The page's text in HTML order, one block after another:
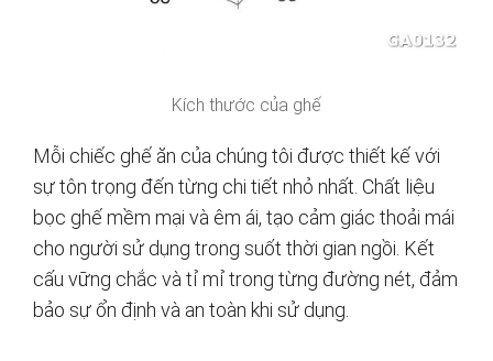
Kích thước của ghế
Mỗi chiếc ghế ăn của chúng tôi được thiết kế với
sự tôn trọng đến từng chi tiết nhỏ nhất. Chất liệu
bọc ghế mềm mại và êm ái, tạo cảm giác thoải mái
cho người sử dụng trong suốt thời gian ngồi. Kết
cấu vững chắc và tỉ mỉ trong từng đường nét, đảm
bảo sự ổn định và an toàn khi sử dụng.